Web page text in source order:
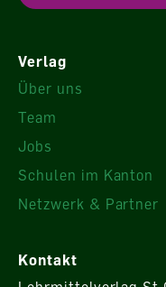
Verlag
Über uns
Team
Jobs
Schulen im Kanton
Netzwerk & Partner
Kontakt